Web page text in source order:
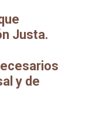
Justa.
y de